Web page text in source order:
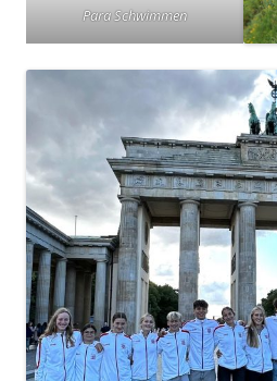
Para Schwimmen